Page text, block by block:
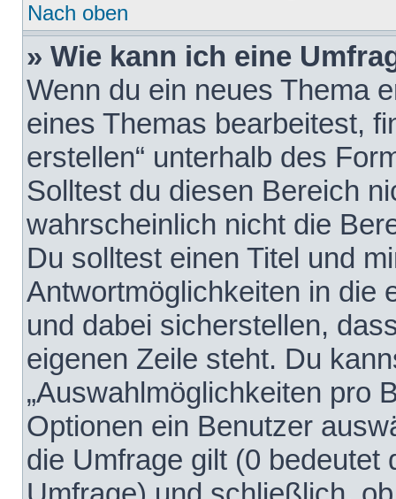
Nach oben
» Wie kann ich eine
Wenn du ein neues Thema
eines Themas bearbeitest,
erstellen“ unterhalb des
Solltest du diesen Bereich
wahrscheinlich nicht die
Du solltest einen Titel und
Antwortmöglichkeiten in die
und dabei sicherstellen,
eigenen Zeile steht. Du
„Auswahlmöglichkeiten pro
Optionen ein Benutzer
die Umfrage gilt (0 bedeutet